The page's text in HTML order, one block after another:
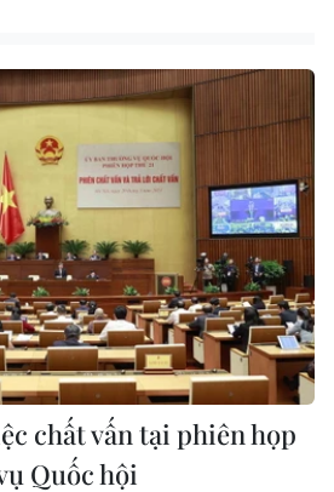
chất vấn tại phiên họp
Quốc hội